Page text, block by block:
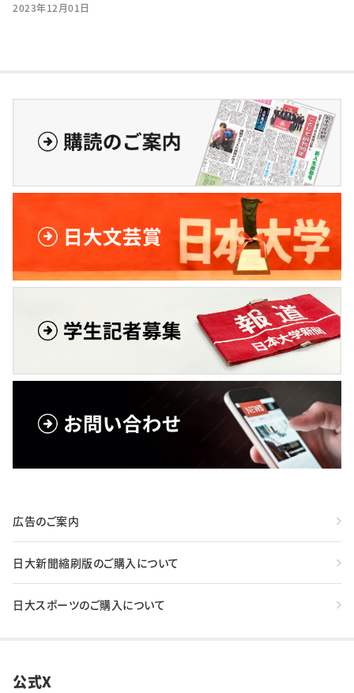
2023年12月01日
広告のご案内
日大新聞縮刷版のご購入について
日大スポーツのご購入について
公式X